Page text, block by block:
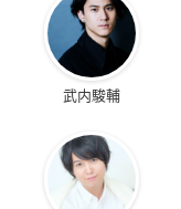
武内駿輔